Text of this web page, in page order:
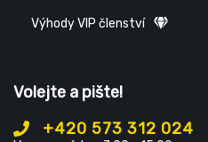
Výhody VIP členství
Volejte a pište!
+420 573 312 024